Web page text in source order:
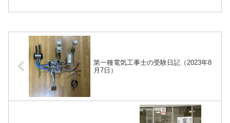
験と工具を用いた技能試験の2つがあり、
第一種電気工事士の受験日記（2023年8
月7日）